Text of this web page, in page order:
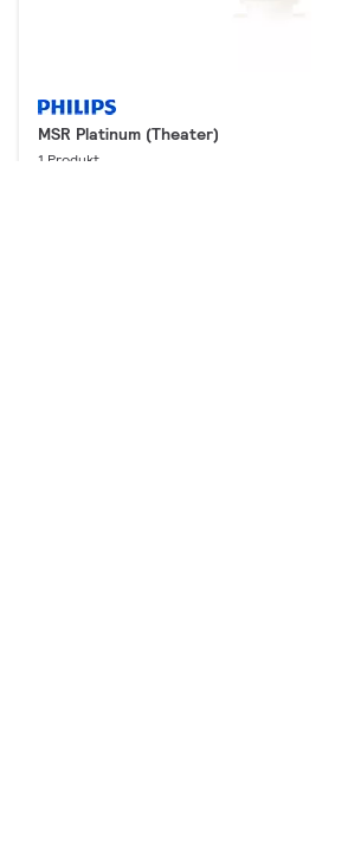
MSR Platinum (Theater)
1 Produkt